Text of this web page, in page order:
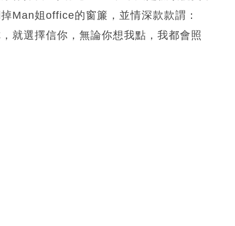
Man姐office的窗簾，並情深款款謂：
就選擇信你，無論你想我點，我都會照